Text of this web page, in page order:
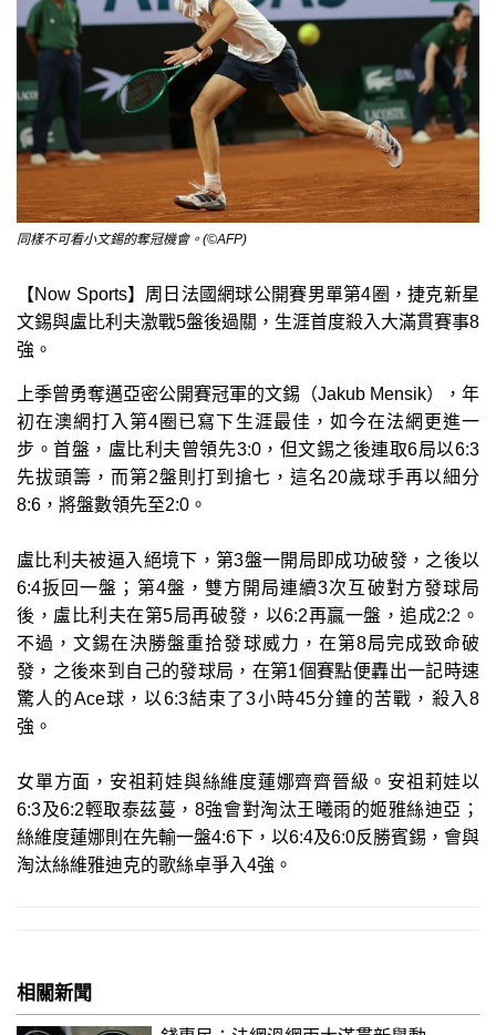
同樣不可看小文錫的奪冠機會。(©AFP)
【Now Sports】周日法國網球公開賽男單第4圈，捷克新星
文錫與盧比利夫激戰5盤後過關，生涯首度殺入大滿貫賽事8
強。
上季曾勇奪邁亞密公開賽冠軍的文錫（Jakub Mensik），年
初在澳網打入第4圈已寫下生涯最佳，如今在法網更進一
步。首盤，盧比利夫曾領先3:0，但文錫之後連取6局以6:3
先拔頭籌，而第2盤則打到搶七，這名20歲球手再以細分
8:6，將盤數領先至2:0。
盧比利夫被逼入絕境下，第3盤一開局即成功破發，之後以
6:4扳回一盤；第4盤，雙方開局連續3次互破對方發球局
後，盧比利夫在第5局再破發，以6:2再贏一盤，追成2:2。
不過，文錫在決勝盤重拾發球威力，在第8局完成致命破
發，之後來到自己的發球局，在第1個賽點便轟出一記時速
驚人的Ace球，以6:3結束了3小時45分鐘的苦戰，殺入8
強。
女單方面，安祖莉娃與絲維度蓮娜齊齊晉級。安祖莉娃以
6:3及6:2輕取泰茲蔓，8強會對淘汰王曦雨的姬雅絲迪亞；
絲維度蓮娜則在先輸一盤4:6下，以6:4及6:0反勝賓錫，會與
淘汰絲維雅迪克的歌絲卓爭入4強。
相關新聞